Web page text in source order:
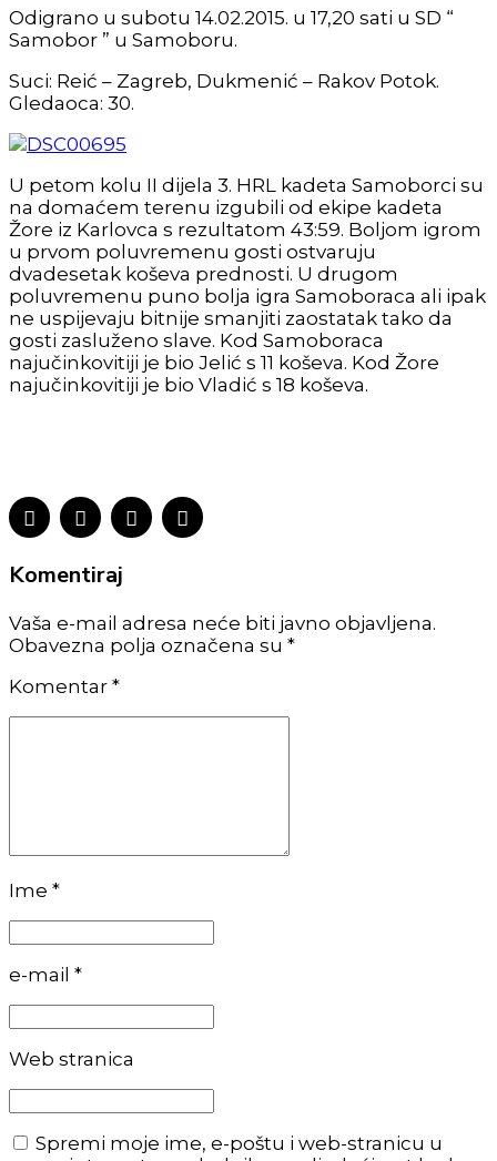
Odigrano u subotu 14.02.2015. u 17,20 sati u SD “
Samobor ” u Samoboru.
Suci: Reić – Zagreb, Dukmenić – Rakov Potok.
Gledaoca: 30.
U petom kolu II dijela 3. HRL kadeta Samoborci su
na domaćem terenu izgubili od ekipe kadeta
Žore iz Karlovca s rezultatom 43:59. Boljom igrom
u prvom poluvremenu gosti ostvaruju
dvadesetak koševa prednosti. U drugom
poluvremenu puno bolja igra Samoboraca ali ipak
ne uspijevaju bitnije smanjiti zaostatak tako da
gosti zasluženo slave. Kod Samoboraca
najučinkovitiji je bio Jelić s 11 koševa. Kod Žore
najučinkovitiji je bio Vladić s 18 koševa.
Komentiraj
Vaša e-mail adresa neće biti javno objavljena.
Obavezna polja označena su *
Komentar *
Ime *
e-mail *
Web stranica
Spremi moje ime, e-poštu i web-stranicu u